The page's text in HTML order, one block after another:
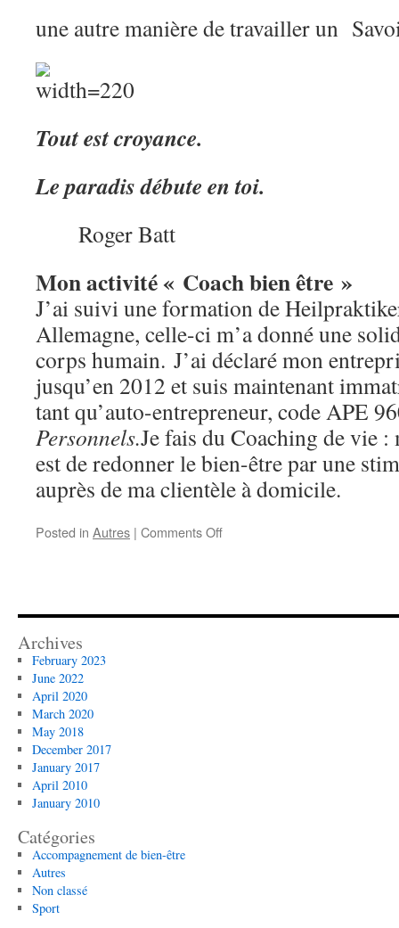
une autre manière de travailler un
Tout est croyance.
Le paradis débute en toi.
Roger Batt
Mon activité « Coach bien être »
J’ai suivi une formation de
Allemagne, celle-ci m’a donné une
corps humain. J’ai déclaré mon
jusqu’en 2012 et suis maintenant
tant qu’auto-entrepreneur, code APE
Personnels.Je fais du Coaching de vie
est de redonner le bien-être par une
auprès de ma clientèle à domicile.
Posted in Autres | Comments Offon
Archives
February 2023
June 2022
April 2020
March 2020
May 2018
December 2017
January 2017
April 2010
January 2010
Catégories
Accompagnement de bien-être
Autres
Non classé
Sport